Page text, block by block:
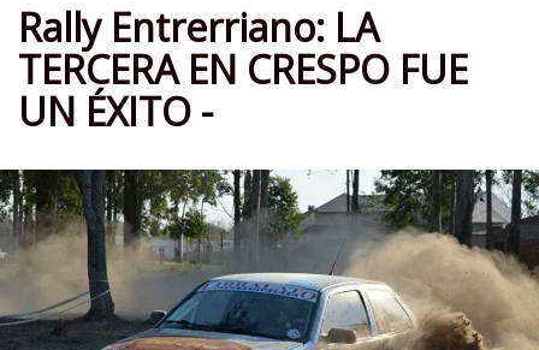
Rally Entrerriano: LA
TERCERA EN CRESPO FUE
UN ÉXITO -